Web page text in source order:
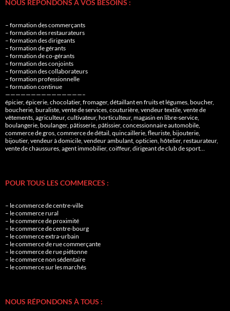
NOUS RÉPONDONS À VOS BESOINS :
– formation des commerçants
– formation des restaurateurs
– formation des dirigeants
– formation de gérants
– formation de co-gérants
– formation des conjoints
– formation des collaborateurs
– formation professionnelle
– formation continue
———————————————–
épicier, épicerie, chocolatier, fromager, détaillant en fruits et légumes, boucher,
boucherie, buraliste, vente de services, couturière, vendeur textile, vente de
vêtements, agriculteur, cultivateur, horticulteur, magasin en libre-service,
boulangerie, boulanger, pâtisserie, pâtissier, concessionnaire automobile,
commerce de gros, commerce de détail, quincaillerie, fleuriste, bijouterie,
bijoutier, vendeur à domicile, vendeur ambulant, opticien, hôtelier, restaurateur,
vente de chaussures, agent immobilier, coiffeur, dirigeant de club de sport…
POUR TOUS LES COMMERCES :
– le commerce de centre-ville
– le commerce rural
– le commerce de proximité
– le commerce de centre-bourg
– le commerce extra-urbain
– le commerce de rue commerçante
– le commerce de rue piétonne
– le commerce non sédentaire
– le commerce sur les marchés
NOUS RÉPONDONS À TOUS :